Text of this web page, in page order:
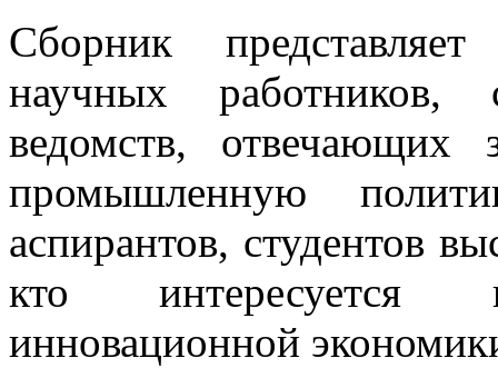
Сборник
научных работников,
ведомств, отвечающих
промышленную
аспирантов, студентов
кто интересуется
инновационной